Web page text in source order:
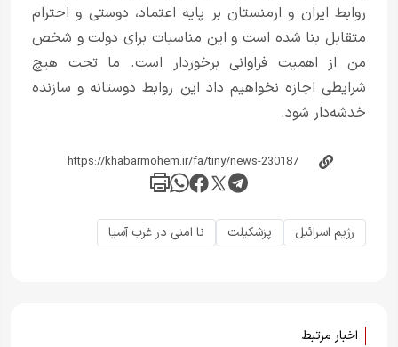
روابط ایران و ارمنستان بر پایه اعتماد، دوستی و احترام
متقابل بنا شده است و این مناسبات برای دولت و شخص
من از اهمیت فراوانی برخوردار است. ما تحت هیچ
شرایطی اجازه نخواهیم داد این روابط دوستانه و سازنده
خدشه‌دار شود.
رژیم اسرائیل پزشکیلت نا امنی در غرب آسیا
اخبار مرتبط